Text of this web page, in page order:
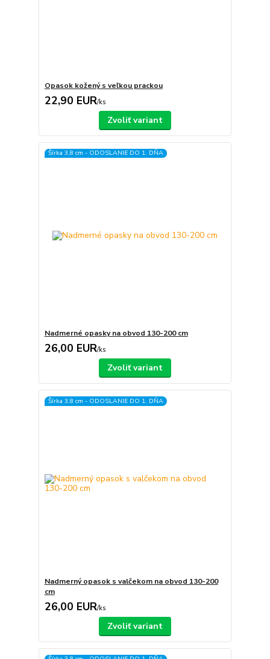
Opasok kožený s veľkou prackou
22,90 EUR/ks
Zvoliť variant
Šírka 3,8 cm - ODOSLANIE DO 1. DŇA
Nadmerné opasky na obvod 130-200 cm
26,00 EUR/ks
Zvoliť variant
Šírka 3,8 cm - ODOSLANIE DO 1. DŇA
Nadmerný opasok s valčekom na obvod 130-200
cm
26,00 EUR/ks
Zvoliť variant